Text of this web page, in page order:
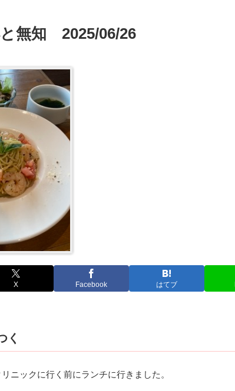
無知 2025/06/26
X Facebook はてブ
く
ニックに行く前にランチに行きました。